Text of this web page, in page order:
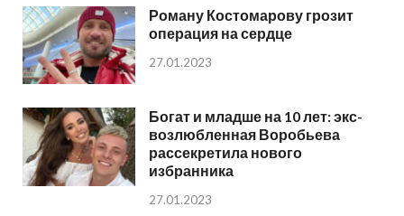
Роману Костомарову грозит
операция на сердце
27.01.2023
Богат и младше на 10 лет: экс-
возлюбленная Воробьева
рассекретила нового
избранника
27.01.2023